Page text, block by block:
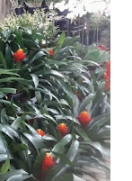
cho bản thân
Sanest
12 loại cây
1. Tuổi tí với cây
tài lộc, có nhiều
lý chi tiêu nên